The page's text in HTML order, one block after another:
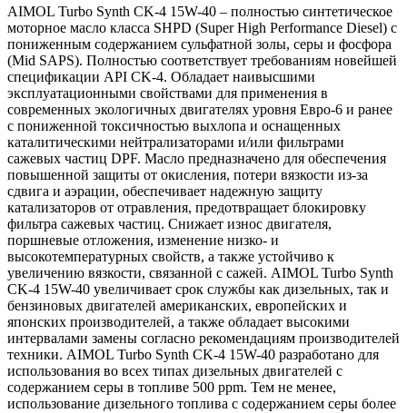
AIMOL Turbo Synth CK-4 15W-40 – полностью синтетическое
моторное масло класса SHPD (Super High Performance Diesel) с
пониженным содержанием сульфатной золы, серы и фосфора
(Mid SAPS). Полностью соответствует требованиям новейшей
спецификации API CK-4. Обладает наивысшими
эксплуатационными свойствами для применения в
современных экологичных двигателях уровня Евро-6 и ранее
с пониженной токсичностью выхлопа и оснащенных
каталитическими нейтрализаторами и/или фильтрами
сажевых частиц DPF. Масло предназначено для обеспечения
повышенной защиты от окисления, потери вязкости из-за
сдвига и аэрации, обеспечивает надежную защиту
катализаторов от отравления, предотвращает блокировку
фильтра сажевых частиц. Снижает износ двигателя,
поршневые отложения, изменение низко- и
высокотемпературных свойств, а также устойчиво к
увеличению вязкости, связанной с сажей. AIMOL Turbo Synth
CK-4 15W-40 увеличивает срок службы как дизельных, так и
бензиновых двигателей американских, европейских и
японских производителей, а также обладает высокими
интервалами замены согласно рекомендациям производителей
техники. AIMOL Turbo Synth CK-4 15W-40 разработано для
использования во всех типах дизельных двигателей с
содержанием серы в топливе 500 ppm. Тем не менее,
использование дизельного топлива с содержанием серы более